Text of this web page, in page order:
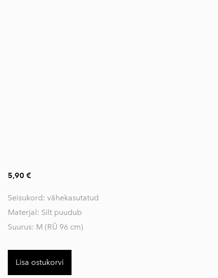
5,90 €
Seisukord: vähekasutatud
Materjal: Silt puudub
Suurus: M (RÜ 96 cm)
Lisa ostukorvi